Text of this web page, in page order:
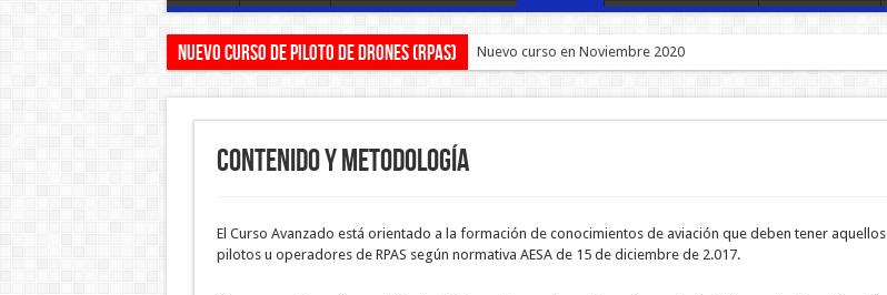
NUEVO CURSO DE PILOTO DE DRONES (RPAS) ¡Apúntate!
Contenido y metodología
El Curso Avanzado está orientado a la formación de conocimientos de aviación que deben tener aquellos
pilotos u operadores de RPAS según normativa AESA de 15 de diciembre de 2.017.